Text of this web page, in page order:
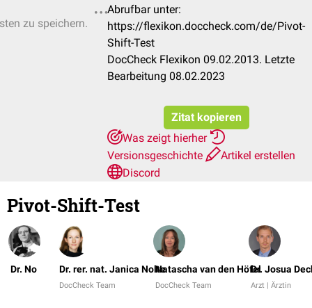
zu speichern.
Abrufbar unter:
https://flexikon.doccheck.com/de/Pivot-
Shift-Test
DocCheck Flexikon 09.02.2013. Letzte
Bearbeitung 08.02.2023
Zitat kopieren
Was zeigt hierher
Versionsgeschichte
Artikel erstellen
Discord
Pivot-Shift-Test
Dr. No Dr. rer. nat. Janica Nolte
DocCheck Team
Natascha van den Höfel
DocCheck Team
Dr. Josua
Arzt | Ärztin